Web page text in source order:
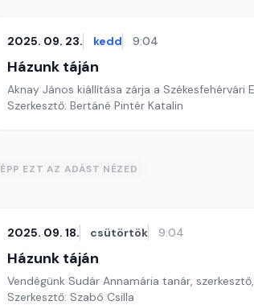
2025. 09. 23. kedd 9:04
Házunk táján
Aknay János kiállítása zárja a
Szerkesztő: Bertáné Pintér Katalin
ÉPP EZT AZ ADÁST NÉZED
2025. 09. 18. csütörtök 9:04
Házunk táján
Vendégünk Sudár Annamária tanár,
Szerkesztő: Szabó Csilla